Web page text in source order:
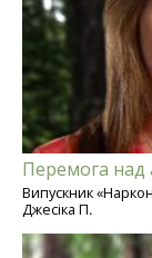
Перемога над
Випускник
Джесіка П.